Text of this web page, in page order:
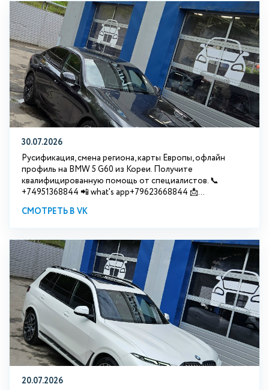
30.07.2026
Русификация, смена региона, карты Европы, офлайн
профиль на BMW 5 G60 из Кореи. Получите
квалифицированную помощь от специалистов. 📞
+74951368844 📲 what's app+79623668844 📩...
СМОТРЕТЬ В VK
20.07.2026